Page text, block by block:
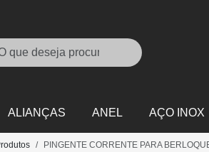
ALIANÇAS ANEL AÇO INOX
PINGENTE CORRENTE PARA